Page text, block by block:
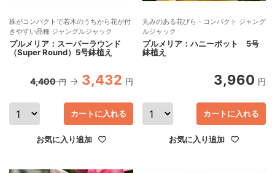
株がコンパクトで若木のうちから花が付
きやすい品種 ジャングルジャック
プルメリア：スーパーラウンド
（Super Round）5号鉢植え
4,400 円 3,432 円
カートに入れる
お気に入り追加
丸みのある花びら・コンパクト ジャング
ルジャック
プルメリア：ハニーポット 5号
鉢植え
3,960 円
カートに入れる
お気に入り追加